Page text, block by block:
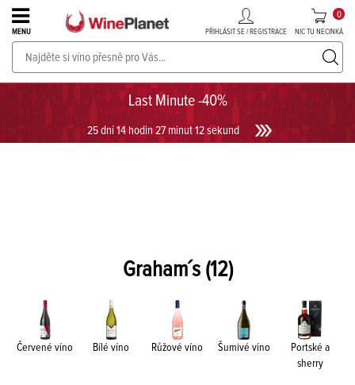
Last Minute -40%
25 dní 14 hodin 27 minut 12 sekund
MENU PŘIHLÁSIT SE / REGISTRACE NIC TU NECINKÁ
0
PROSECCO v akci až do -30%!UKÁZAT PROSECCO
Graham´s(12)
Červené víno Bílé víno Růžové víno Šumivé víno
Portské a
sherry